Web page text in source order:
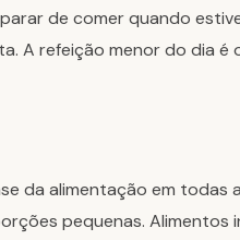
de comer quando
A refeição menor do dia é
da alimentação em todas
pequenas. Alimentos